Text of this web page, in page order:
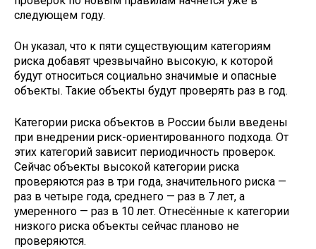
следующем году.
Он указал, что к пяти существующим категориям
риска добавят чрезвычайно высокую, к которой
будут относиться социально значимые и опасные
объекты. Такие объекты будут проверять раз в год.
Категории риска объектов в России были введены
при внедрении риск-ориентированного подхода. От
этих категорий зависит периодичность проверок.
Сейчас объекты высокой категории риска
проверяются раз в три года, значительного риска —
раз в четыре года, среднего — раз в 7 лет, а
умеренного — раз в 10 лет. Отнесённые к категории
низкого риска объекты сейчас планово не
проверяются.